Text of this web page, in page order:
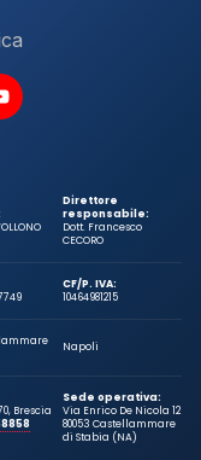
Direttore
responsabile:
Dott. Francesco
CECORO
CF/P. IVA:
10464981215
Napoli
Brescia
Sede operativa:
Via Enrico De Nicola 12
80053 Castellammare
di Stabia (NA)